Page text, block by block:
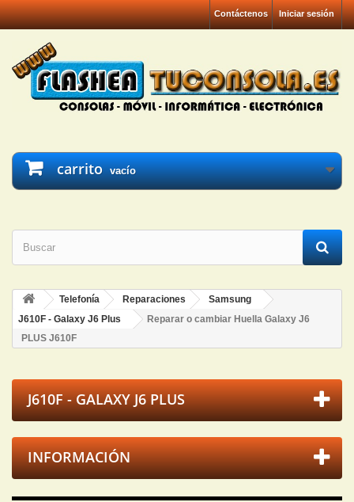
Iniciar sesión
Contáctenos
carrito vacío
Telefonía Reparaciones
Samsung
J610F - Galaxy J6 Plus
Reparar o cambiar Huella Galaxy J6
PLUS J610F
J610F - GALAXY J6 PLUS
INFORMACIÓN